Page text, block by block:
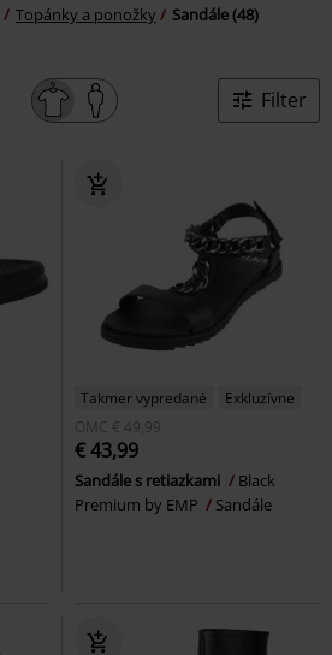
Topánky a ponožky Sandále (48)
Filter
Takmer vypredané
Exkluzívne
OMC € 49,99
€ 43,99
Sandále s retiazkami
Black
Premium by EMP
Sandále